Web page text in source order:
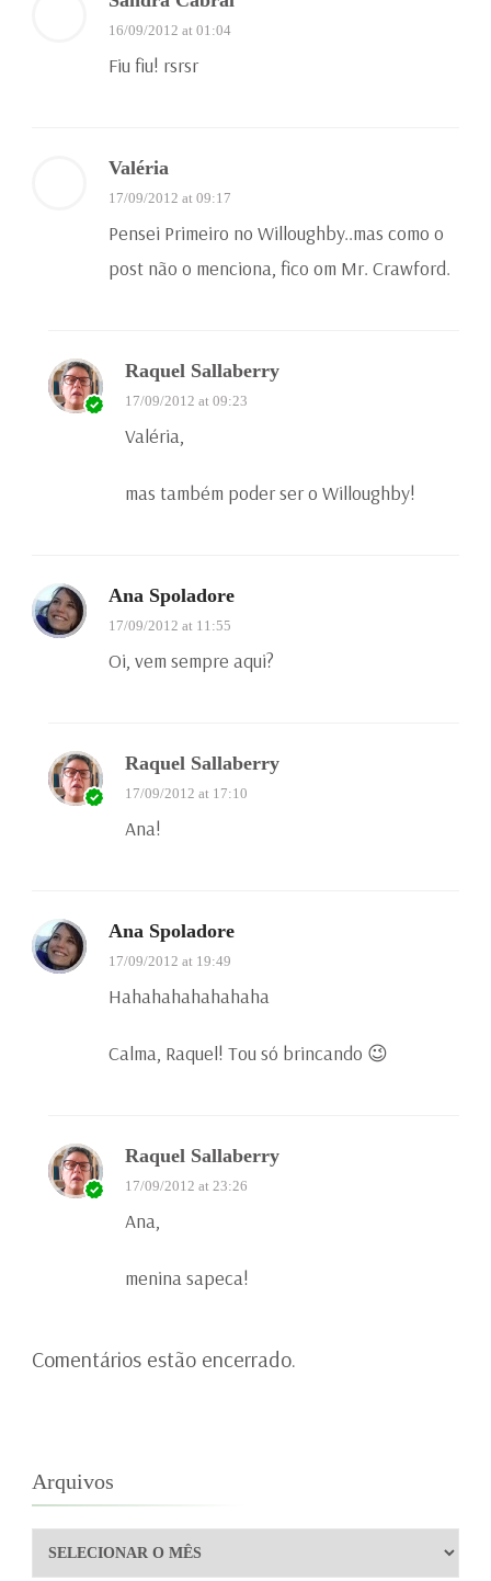
16/09/2012 at 01:04
Fiu fiu! rsrsr
Valéria
17/09/2012 at 09:17
Pensei Primeiro no Willoughby..mas como o
post não o menciona, fico om Mr. Crawford.
Raquel Sallaberry
17/09/2012 at 09:23
Valéria,
mas também poder ser o Willoughby!
Ana Spoladore
17/09/2012 at 11:55
Oi, vem sempre aqui?
Raquel Sallaberry
17/09/2012 at 17:10
Ana!
Ana Spoladore
17/09/2012 at 19:49
Hahahahahahahaha
Calma, Raquel! Tou só brincando 😉
Raquel Sallaberry
17/09/2012 at 23:26
Ana,
menina sapeca!
Comentários estão encerrado.
Arquivos
Arquivos